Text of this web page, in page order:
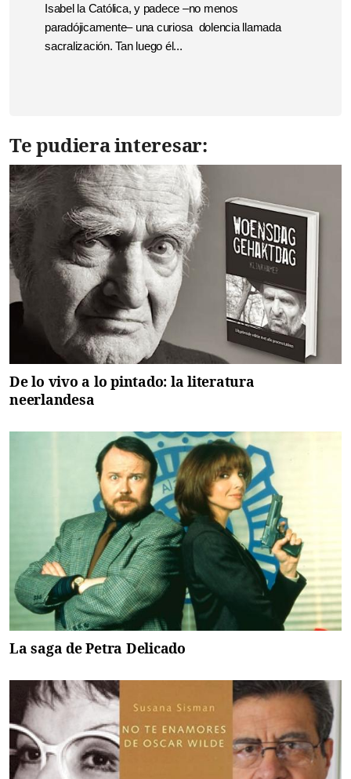
Isabel la Católica, y padece –no menos
paradójicamente– una curiosa dolencia llamada
sacralización. Tan luego él...
Te pudiera interesar:
De lo vivo a lo pintado: la literatura
neerlandesa
La saga de Petra Delicado